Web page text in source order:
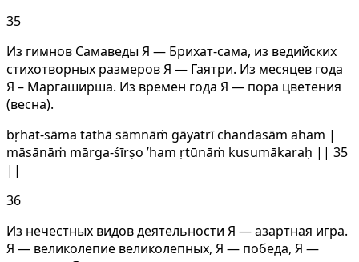
35
Из гимнов Самаведы Я — Брихат-сама, из ведийских
стихотворных размеров Я — Гаятри. Из месяцев года
Я – Маргаширша. Из времен года Я — пора цветения
(весна).
bṛhat-sāma tathā sāmnāṁ gāyatrī chandasām aham |
māsānāṁ mārga-śīrṣo ’ham ṛtūnāṁ kusumākaraḥ || 35
||
36
Из нечестных видов деятельности Я — азартная игра.
Я — великолепие великолепных, Я — победа, Я —